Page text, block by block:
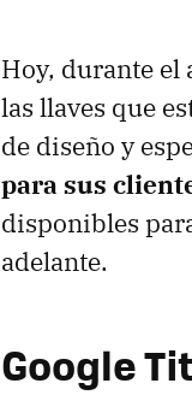
Hoy, durante el
las llaves que
de diseño y
para sus
disponibles
adelante.
Google